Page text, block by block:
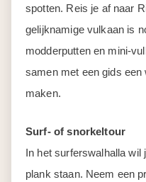
spotten. Reis je af naar
gelijknamige vulkaan is
modderputten en mini-
samen met een gids een
maken.
Surf- of snorkeltour
In het surferswalhalla
plank staan. Neem een